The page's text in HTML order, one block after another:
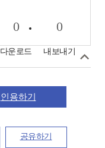
0
다운로드
0
내보내기
인용하기
공유하기